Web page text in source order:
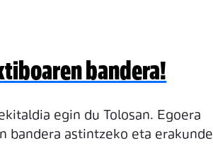
bandera!
egin du Tolosan. Egoera
bandera astintzeko eta erakunde